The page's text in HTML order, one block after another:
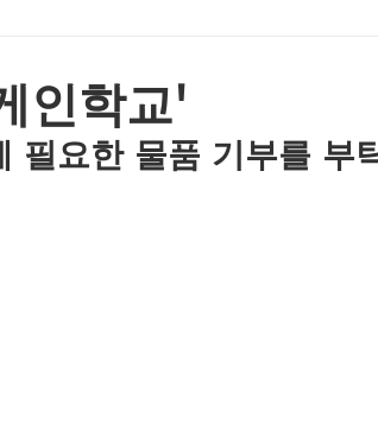
인학교'
필요한 물품 기부를 부